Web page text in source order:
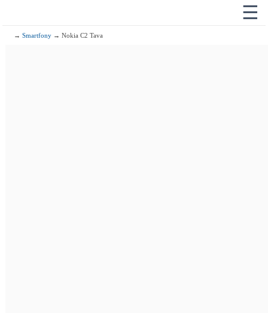
☰
→Smartfony → Nokia C2 Tava